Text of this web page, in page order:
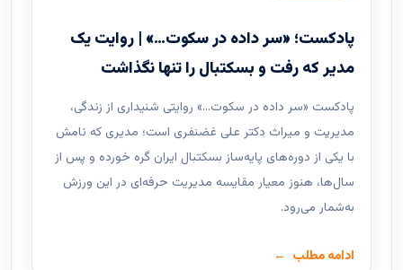
پادکست؛ «سر داده در سکوت…» | روایت یک
مدیر که رفت و بسکتبال را تنها نگذاشت
پادکست «سر داده در سکوت…» روایتی شنیداری از زندگی،
مدیریت و میراث دکتر علی غضنفری است؛ مدیری که نامش
با یکی از دوره‌های پایه‌ساز بسکتبال ایران گره خورده و پس از
سال‌ها، هنوز معیار مقایسه مدیریت حرفه‌ای در این ورزش
به‌شمار می‌رود.
ادامه مطلب